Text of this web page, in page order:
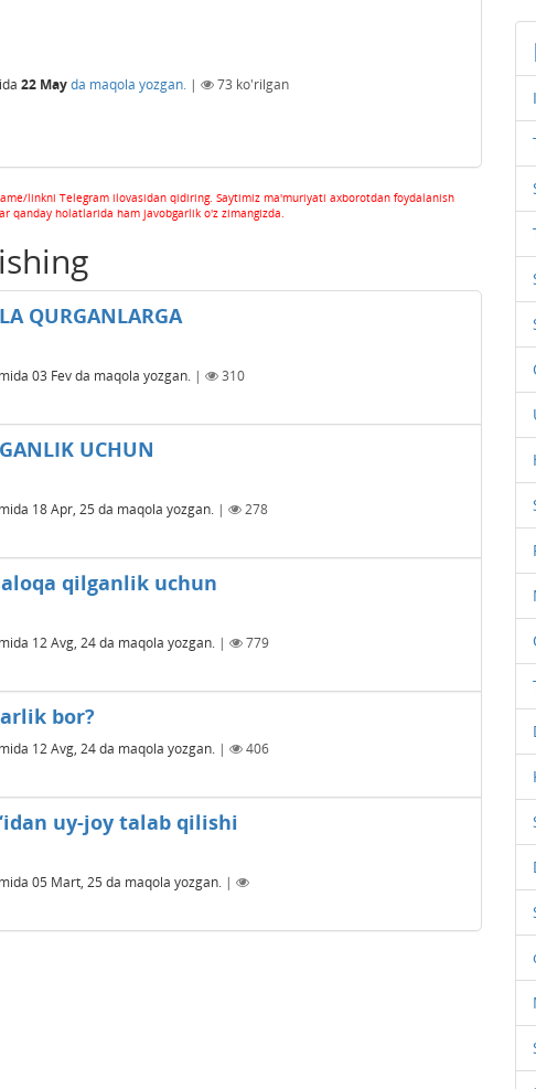
22 Mayda maqola yozgan. | 73 ko'rilgan
linkni Telegram ilovasidan qidiring. Saytimiz ma'muriyati axborotdan foydalanish
qanday holatlarida ham javobgarlik o'z zimangizda.
QURGANLARGA
03 Fevda maqola yozgan. |
310
UCHUN
18 Apr, 25 da maqola yozgan. |
278
qilganlik uchun
12 Avg, 24da maqola yozgan. |
779
bor?
12 Avg, 24da maqola yozgan. |
406
uy-joy talab qilishi
05 Mart, 25 da maqola yozgan. |